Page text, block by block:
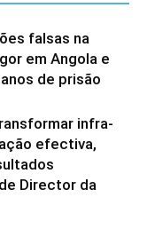
falsas na
em Angola e
de prisão
infra-
efectiva,
Director da